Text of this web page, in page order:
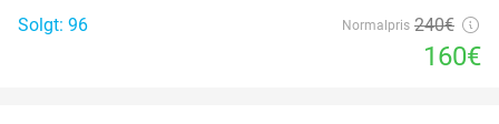
Solgt: 96
Normalpris 240€
160€